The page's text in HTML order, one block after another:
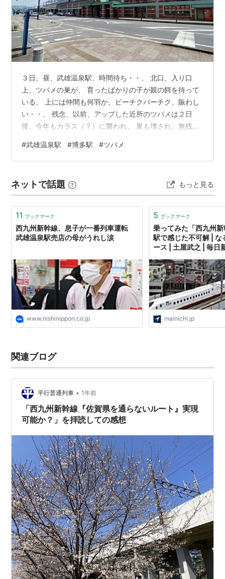
３日、昼、武雄温泉駅、時間待ち・・、 北口、入り口
上、ツバメの巣が、 育ったばかりの子が親の餌を待って
いる、 上には仲間も何羽か、ピーチクパーチク、賑わし
い・・、 残念、以前、アップした近所のツバメは２日
後、今年もカラス（？）に襲われ、 巣も壊され、無残な
見るのはウレシイ・・、 新幹線口（南口）、 １２時頃、
真昼間で歩く人もいない、この時点で４０℃、 １０時半
れず・・、 １２時過ぎ、ホームにはリレーカモメ、 この
列車は新幹線以前、博多～鹿児島の本線を特急つばめで
走っていた、 今は佐世保～博…
#武雄温泉駅 #博多駅 #ツバメ
ネットで話題 もっと見る
11 ブックマーク
西九州新幹線、息子が一番列車運転
武雄温泉駅売店の母がうれし涙
www.nishinippon.co.jp
5 ブックマーク
乗ってみた「西九州
駅で感じた不可解 | な
ース | 土屋武之 | 毎日
mainichi.jp
関連ブログ
平行普通列車 • 1年前
「西九州新幹線『佐賀県を通らないルート』実現
可能か？」を拝読しての感想